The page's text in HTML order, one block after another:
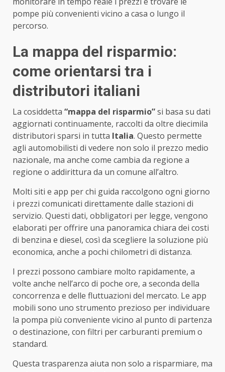
pompe più convenienti vicino a casa o lungo il
percorso.
La mappa del risparmio:
come orientarsi tra i
distributori italiani
La cosiddetta “mappa del risparmio”si basa su dati
aggiornati continuamente, raccolti da oltre diecimila
distributori sparsi in tutta Italia. Questo permette
agli automobilisti di vedere non solo il prezzo medio
nazionale, ma anche come cambia da regione a
regione o addirittura da un comune all’altro.
Molti siti e app per chi guida raccolgono ogni giorno
i prezzi comunicati direttamente dalle stazioni di
servizio. Questi dati, obbligatori per legge, vengono
elaborati per offrire una panoramica chiara dei costi
di benzina e diesel, così da scegliere la soluzione più
economica, anche a pochi chilometri di distanza.
I prezzi possono cambiare molto rapidamente, a
volte anche nell’arco di poche ore, a seconda della
concorrenza e delle fluttuazioni del mercato. Le app
mobili sono uno strumento prezioso per individuare
la pompa più conveniente vicino al punto di partenza
o destinazione, con filtri per carburanti premium o
standard.
Questa trasparenza aiuta non solo a risparmiare, ma